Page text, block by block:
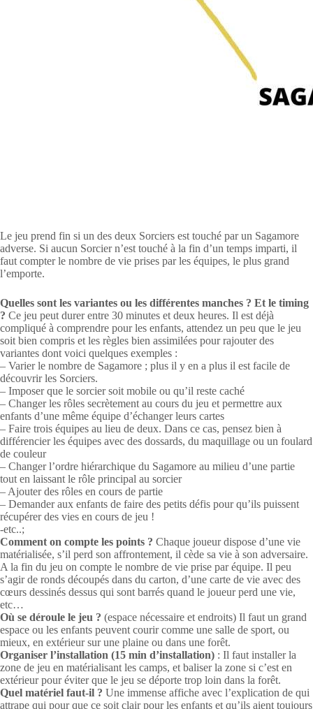
Le jeu prend fin si un des deux Sorciers est touché par un Sagamore
adverse. Si aucun Sorcier n’est touché à la fin d’un temps imparti, il
faut compter le nombre de vie prises par les équipes, le plus grand
l’emporte.
Quelles sont les variantes ou les différentes manches ? Et le timing
? Ce jeu peut durer entre 30 minutes et deux heures. Il est déjà
compliqué à comprendre pour les enfants, attendez un peu que le jeu
soit bien compris et les règles bien assimilées pour rajouter des
variantes dont voici quelques exemples :
– Varier le nombre de Sagamore ; plus il y en a plus il est facile de
découvrir les Sorciers.
– Imposer que le sorcier soit mobile ou qu’il reste caché
– Changer les rôles secrètement au cours du jeu et permettre aux
enfants d’une même équipe d’échanger leurs cartes
– Faire trois équipes au lieu de deux. Dans ce cas, pensez bien à
différencier les équipes avec des dossards, du maquillage ou un foulard
de couleur
– Changer l’ordre hiérarchique du Sagamore au milieu d’une partie
tout en laissant le rôle principal au sorcier
– Ajouter des rôles en cours de partie
– Demander aux enfants de faire des petits défis pour qu’ils puissent
récupérer des vies en cours de jeu !
-etc..;
Comment on compte les points ? Chaque joueur dispose d’une vie
matérialisée, s’il perd son affrontement, il cède sa vie à son adversaire.
A la fin du jeu on compte le nombre de vie prise par équipe. Il peu
s’agir de ronds découpés dans du carton, d’une carte de vie avec des
cœurs dessinés dessus qui sont barrés quand le joueur perd une vie,
etc…
Où se déroule le jeu ? (espace nécessaire et endroits) Il faut un grand
espace ou les enfants peuvent courir comme une salle de sport, ou
mieux, en extérieur sur une plaine ou dans une forêt.
Organiser l’installation (15 min d’installation) : Il faut installer la
zone de jeu en matérialisant les camps, et baliser la zone si c’est en
extérieur pour éviter que le jeu se déporte trop loin dans la forêt.
Quel matériel faut-il ? Une immense affiche avec l’explication de qui
attrape qui pour que ce soit clair pour les enfants et qu’ils aient toujours